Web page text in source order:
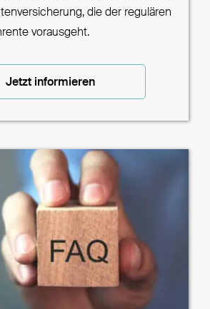
die der regulären
vorausgeht.
Jetzt informieren